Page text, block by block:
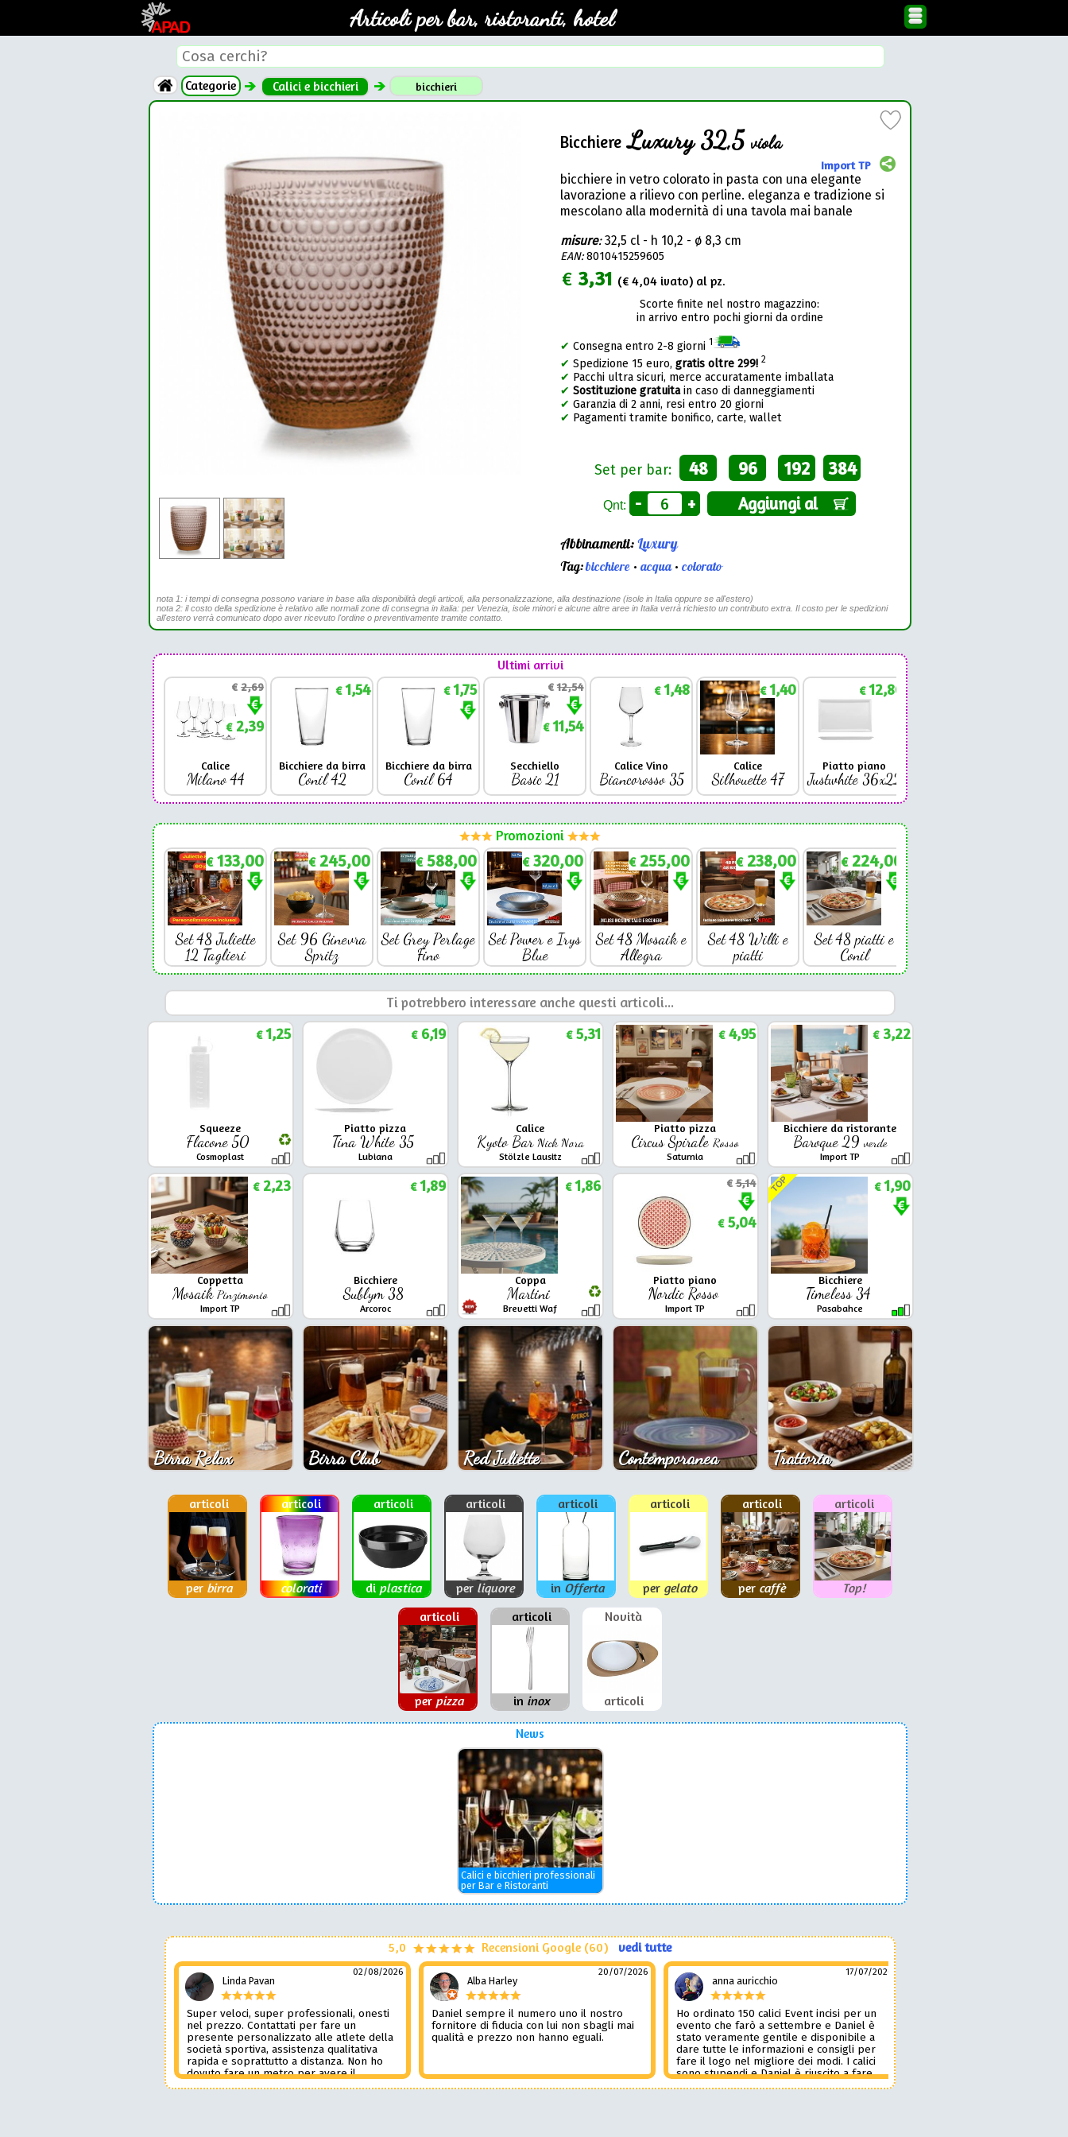
Articoli per bar, ristoranti, hotel
Categorie Calici e bicchieri bicchieri
BicchiereLuxury 32,5 viola
Import TP
bicchiere in vetro colorato in pasta con una elegante
lavorazione a rilievo con perline. eleganza e tradizione si
mescolano alla modernità di una tavola mai banale
misure:32,5 cl - h 10,2 - ø 8,3 cm
EAN:8010415259605
€ 3,31 (€ 4,04ivato) al pz.
Scorte finite nel nostro magazzino:
in arrivo entro pochi giorni da ordine
✔ Consegna entro 2-8 giorni 1
✔ Spedizione 15 euro, gratis oltre 299! 2
✔ Pacchi ultra sicuri, merce accuratamente imballata
✔ Sostituzione gratuitain caso di danneggiamenti
✔ Garanzia di 2 anni, resi entro 20 giorni
✔ Pagamenti tramite bonifico, carte, wallet
Set per bar: 48 96 192 384
Qnt: - + Aggiungi al
Abbinamenti:Luxury
Tag:bicchiere• acqua• colorato
nota 1: i tempi di consegna possono variare in base alla disponibilità degli articoli, alla personalizzazione, alla destinazione (isole in Italia oppure se all'estero)
nota 2: il costo della spedizione è relativo alle normali zone di consegna in italia: per Venezia, isole minori e alcune altre aree in Italia verrà richiesto un contributo extra. Il costo per le spedizioni
all'estero verrà comunicato dopo aver ricevuto l'ordine o preventivamente tramite contatto.
Ultimi arrivi
€2,69
€2,39
Calice
Milano 44
€1,54
Bicchiere da birra
Conil 42
€1,75
Bicchiere da birra
Conil 64
€12,54
€11,54
Secchiello
Basic 21
€1,48
Calice Vino
Biancorosso 35
€1,40
Calice
Silhouette 47
€12,86
Piatto piano
Justwhite 36x22
Promozioni
€133,00
Set 48 Juliette
12 Taglieri
€245,00
Set 96 Ginevra
Spritz
€588,00
Set Grey Perlage
Fino
€320,00
Set Power e Irys
Blue
€255,00
Set 48 Mosaik e
Allegra
€238,00
Set 48 Willi e
piatti
€224,00
Set 48 piatti e
Conil
Ti potrebbero interessare anche questi articoli...
Squeeze
Flacone 50
Cosmoplast
€1,25
Piatto pizza
Tina White 35
Lubiana
€6,19
Calice
Kyoto Bar Nick Nora
Stölzle Lausitz
€5,31
Piatto pizza
Circus Spirale Rosso
Saturnia
€4,95
Bicchiere da ristorante
Baroque 29 verde
Import TP
€3,22
Coppetta
Mosaik Pinzimonio
Import TP
€2,23
Bicchiere
Sublym 38
Arcoroc
€1,89
Coppa
Martini
Brevetti Waf
€1,86
Piatto piano
Nordic Rosso
Import TP
€5,14
€5,04
Bicchiere
Timeless 34
Pasabahce
TOP €1,90
Birra Relax Birra Club Red Juliette Contemporanea Trattoria
articoli
per birra
articoli
colorati
articoli
di plastica
articoli
per liquore
articoli
in Offerta
articoli
per gelato
articoli
per caffè
articoli
Top!
articoli
per pizza
articoli
in inox
Novità
articoli
News
Calici e bicchieri professionali
per Bar e Ristoranti
5,0 Recensioni Google (60) vedi tutte
Linda Pavan
02/08/2026
Super veloci, super professionali, onesti
nel prezzo. Contattati per fare un
presente personalizzato alle atlete della
società sportiva, assistenza qualitativa
rapida e soprattutto a distanza. Non ho
dovuto fare un metro per avere il
prodotto desiderato. Una assistenza del
Alba Harley
20/07/2026
Daniel sempre il numero uno il nostro
fornitore di fiducia con lui non sbagli mai
qualità e prezzo non hanno eguali.
anna auricchio
17/07/2026
Ho ordinato 150 calici Event incisi per un
evento che farò a settembre e Daniel è
stato veramente gentile e disponibile a
dare tutte le informazioni e consigli per
fare il logo nel migliore dei modi. I calici
sono stupendi e Daniel è riuscito a fare
tutto in pochissimi giorni accontentandomi.